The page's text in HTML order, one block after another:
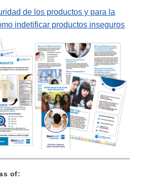
de los productos y para la
indetificar productos inseguros
of: